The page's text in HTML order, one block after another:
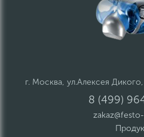
г. Москва, ул.Алексея
8 (499)